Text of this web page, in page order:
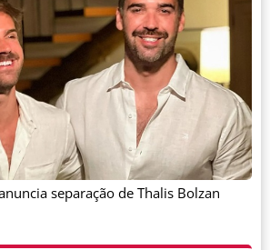
separação de Thalis Bolzan